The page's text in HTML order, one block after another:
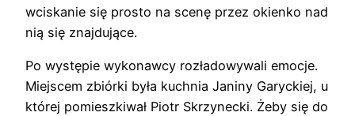
wciskanie się prosto na scenę przez okienko nad
nią się znajdujące.
Po występie wykonawcy rozładowywali emocje.
Miejscem zbiórki była kuchnia Janiny Garyckiej, u
której pomieszkiwał Piotr Skrzynecki. Żeby się do